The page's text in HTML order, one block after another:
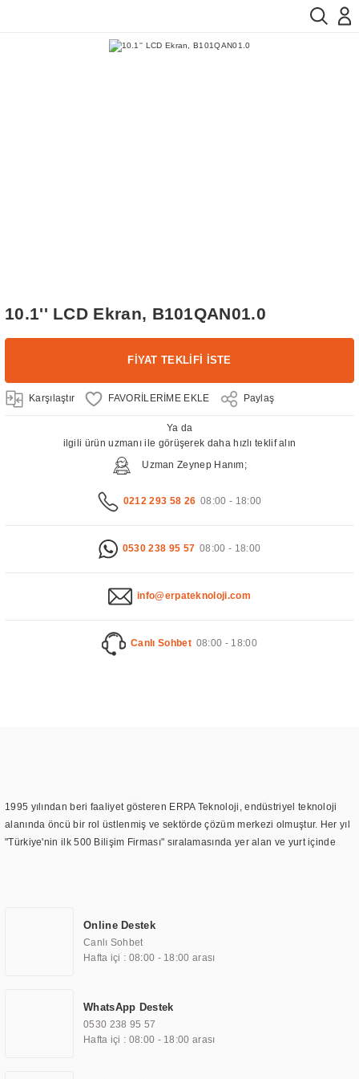
10.1'' LCD Ekran, B101QAN01.0
FİYAT TEKLİFİ İSTE
Karşılaştır Paylaş
Ya da
ilgili ürün uzmanı ile görüşerek daha hızlı teklif alın
Uzman Zeynep Hanım;
0212 293 58 26 08:00 - 18:00
0530 238 95 57 08:00 - 18:00
info@erpateknoloji.com
Canlı Sohbet 08:00 - 18:00
1995 yılından beri faaliyet gösteren ERPA Teknoloji, endüstriyel teknoloji
alanında öncü bir rol üstlenmiş ve sektörde çözüm merkezi olmuştur. Her yıl
"Türkiye'nin ilk 500 Bilişim Firması" sıralamasında yer alan ve yurt içinde
TOCHI markası altında kendi ürettiği ürünlerde kullanmıştır. Günümüzde
TOCHI; videowall, digital signage, kiosk, totem, akıllı durak ekranı, araç içi
ekran, asansör ekranı, digital menüboard, marin ekran, medikal ekran,
ekranları, endüstriyel ekranlar, kapı önü bilgi ekranları, panel PC,
endüstriyel Panel PC, mini PC, endüstriyel mini PC ve akıllı bina sistemleri
gibi çözümleri 4.5" ile 110” boyutları arasında üretebilirken, ayrıca standart
Online Destek
Canlı Sohbet
Hafta içi : 08:00 - 18:00 arası
WhatsApp Destek
0530 238 95 57
Hafta içi : 08:00 - 18:00 arası